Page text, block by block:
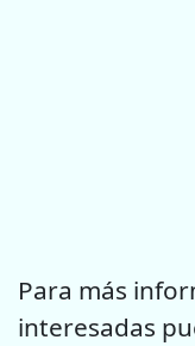
Para más
interesadas